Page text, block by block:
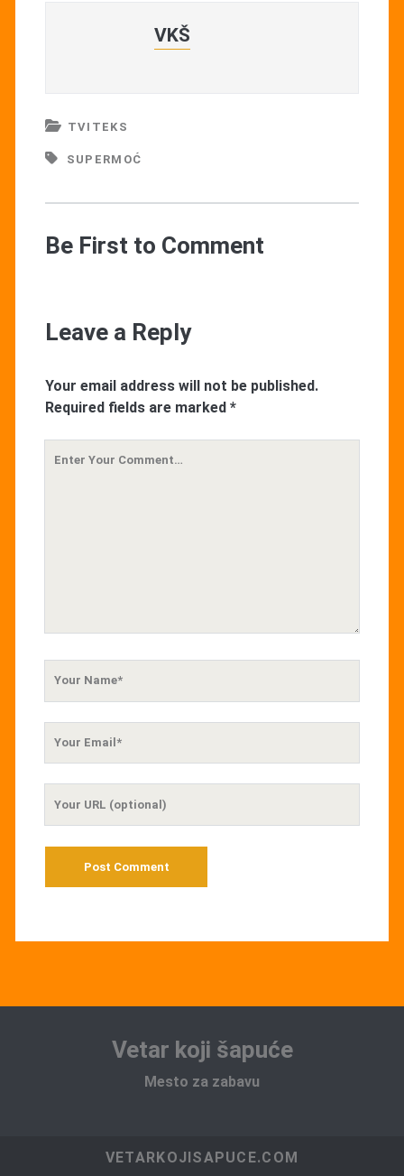
VKŠ
TVITEKS
SUPERMOĆ
Be First to Comment
Leave a Reply
Your email address will not be published.
Required fields are marked *
Vetar koji šapuće
Mesto za zabavu
VETARKOJISAPUCE.COM